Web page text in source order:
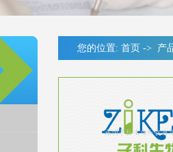
您的位置: 首页 -> 产